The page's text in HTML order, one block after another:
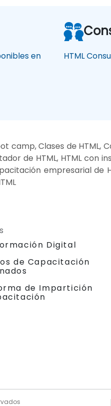
en
HTML
camp, Clases de HTML,
de HTML, HTML con
empresarial
Digital
de Capacitación
de Impartición